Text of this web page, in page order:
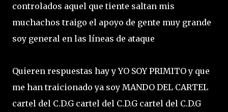
controlados aquel que tiente saltan mis
muchachos traigo el apoyo de gente muy grande
soy general en las líneas de ataque
Quieren respuestas hay y YO SOY PRIMITO y que
me han traicionado ya soy MANDO DEL CARTEL
cartel del C.D.G cartel del C.D.G cartel del C.D.G